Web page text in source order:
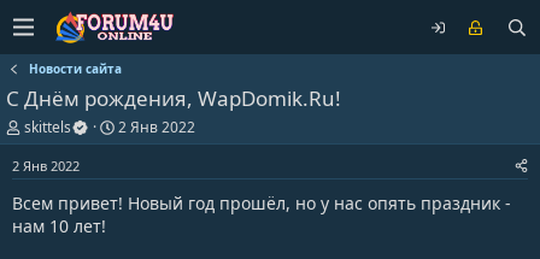
Новости сайта
С Днём рождения, WapDomik.Ru!
А
в
т
о
р
т
skittels
Д
а
а
н
2 Янв 2022
2 Янв 2022
Всем привет! Новый год прошёл, но у нас опять праздник -
нам 10 лет!